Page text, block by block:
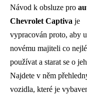
Návod k obsluze pro
Chevrolet Captiva je
vypracován proto, aby
novému majiteli co
používat a starat se o
Najdete v něm
vozidla, které je